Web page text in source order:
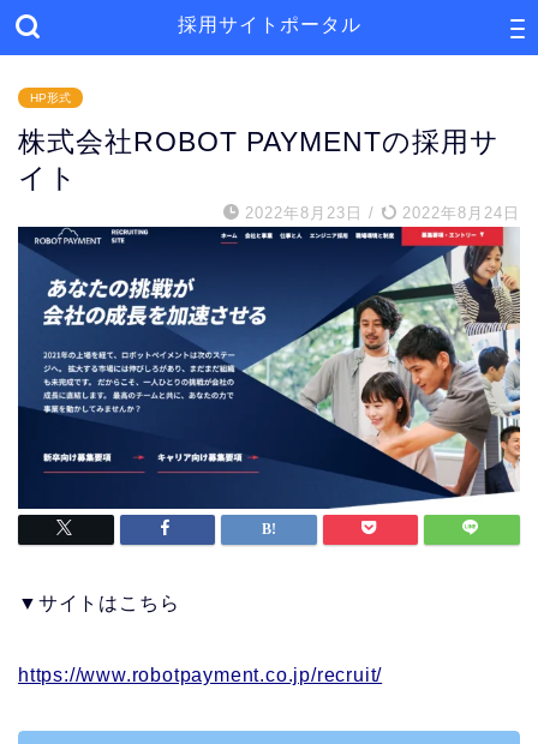
採用サイトポータル
HP形式
株式会社ROBOT PAYMENTの採用サ
イト
2022年8月23日 / 2022年8月24日
▼サイトはこちら
https://www.robotpayment.co.jp/recruit/